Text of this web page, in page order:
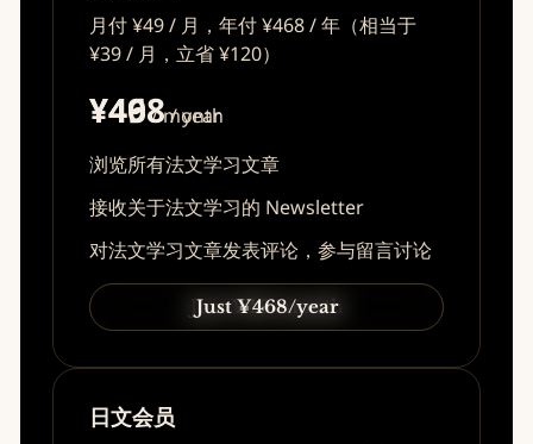
月付 ¥49 / 月，年付 ¥468 / 年（相当于
¥39 / 月，立省 ¥120）
¥49/ month
¥468/ year
浏览所有法文学习文章
接收关于法文学习的 Newsletter
对法文学习文章发表评论，参与留言讨论
Just ¥49/month
Just ¥468/year
日文会员